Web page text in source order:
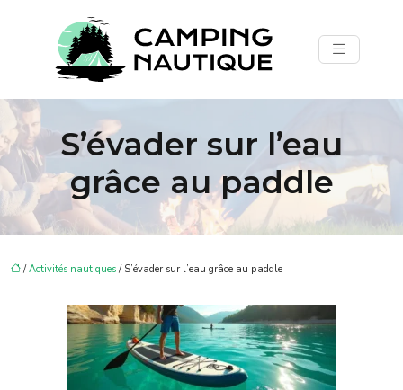
S’évader sur l’eau
grâce au paddle
/Activités nautiques / S’évader sur l’eau grâce au paddle